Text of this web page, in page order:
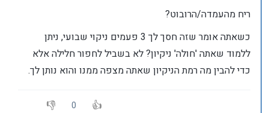
ריח מהעמדה/הרובוט?
כשאתה אומר שזה חסך לך 3 פעמים ניקוי שבועי, ניתן
ללמוד שאתה 'חולה' ניקיון? לא בשביל לחפור חלילה אלא
כדי להבין מה רמת הניקיון שאתה מצפה ממנו והוא נותן לך.
0